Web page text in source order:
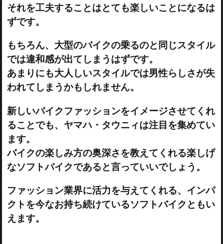
それを工夫することはとても楽しいことになるは
ずです。
もちろん、大型のバイクの乗るのと同じスタイル
では違和感が出てしまうはずです。
あまりにも大人しいスタイルでは男性らしさが失
われてしまうかもしれません。
新しいバイクファッションをイメージさせてくれ
ることでも、ヤマハ・タウニィは注目を集めてい
ます。
バイクの楽しみ方の奥深さを教えてくれる楽しげ
なソフトバイクであると言っていいでしょう。
ファッション業界に活力を与えてくれる、インパ
クトを今なお持ち続けているソフトバイクともい
えます。